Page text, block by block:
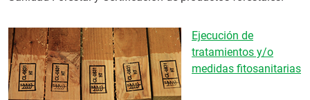
Ejecución de
tratamientos y/o
medidas fitosanitarias